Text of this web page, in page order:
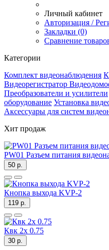
Личный кабинет
Авторизация /
Закладки (0)
Сравнение
Категории
Комплект видеонаблюдения
Видеорегистратор
Преобразователи и усилители
оборудование Установка
Аксессуары для систем
Хит продаж
PW01 Разъем питания
50 р.
Кнопка выхода KVP-2
119 р.
Квк 2х 0.75
30 р.